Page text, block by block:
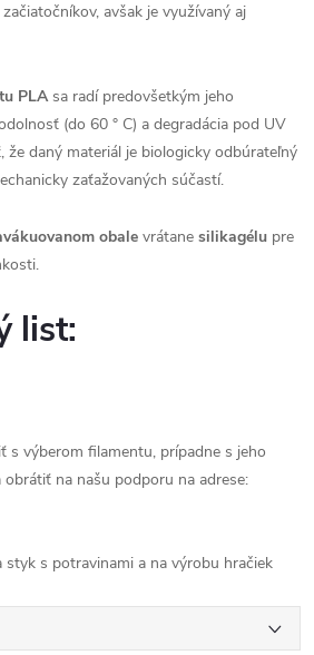
avšak je využívaný aj
PLAsa radí predovšetkým jeho
(do 60 ° C) a degradácia pod UV
že daný materiál je biologicky odbúrateľný
zaťažovaných súčastí.
obale vrátane silikagélu pre
list:
s výberom filamentu, prípadne s jeho
obrátiť na našu podporu na adrese:
styk s potravinami a na výrobu hračiek